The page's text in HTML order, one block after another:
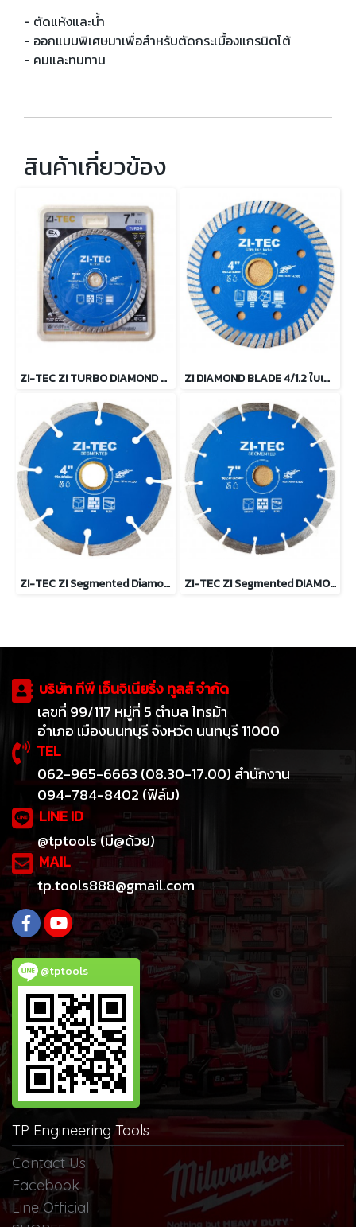
- ตัดแห้งและน้ำ
- ออกแบบพิเศษมาเพื่อสำหรับตัดกระเบื้องแกรนิตโต้
- คมและทนทาน
สินค้าเกี่ยวข้อง
ZI-TEC ZI TURBO DIAMOND BLADE 7" ใบเพชรตัดคอนกรีต 7 นิ้ว ZI DIAMOND BLADE 4/1.2 ใบเพชรตัดคอนกรีต Supper Turbo 4" (บางพิเศษ)
ZI-TEC ZI Segmented Diamond Blade ใบเพชรตัดคอนกรีต 4 นิ้ว ZI-TEC ZI Segmented DIAMOND BLADE 7" ใบเพชรตัดคอนกรีต 7 นิ้ว
บริษัท ทีพี เอ็นจิเนียริ่ง ทูลส์ จำกัด
เลขที่ 99/117 หมู่ที่ 5 ตำบล ไทรม้า
อำเภอ เมืองนนทบุรี จังหวัด นนทบุรี 11000
TEL
062-965-6663 (08.30-17.00) สำนักงาน
094-784-8402 (ฟิล์ม)
LINE ID
@tptools (มี@ด้วย)
MAIL
tp.tools888@gmail.com
@tptools
TP Engineering Tools
Contact Us
Facebook
Line Official